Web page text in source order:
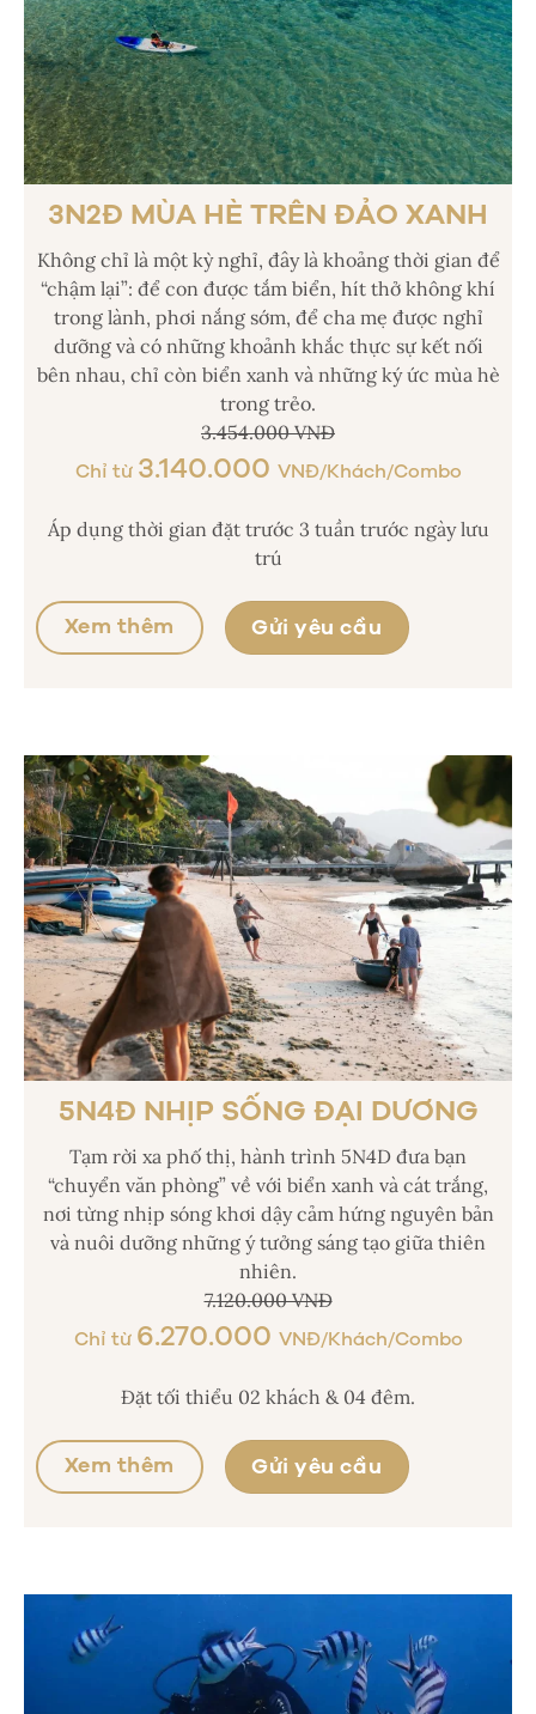
3N2Đ MÙA HÈ TRÊN ĐẢO XANH
Không chỉ là một kỳ nghỉ, đây là khoảng thời gian để
“chậm lại”: để con được tắm biển, hít thở không khí
trong lành, phơi nắng sớm, để cha mẹ được nghỉ
dưỡng và có những khoảnh khắc thực sự kết nối
bên nhau, chỉ còn biển xanh và những ký ức mùa hè
trong trẻo.
3.454.000 VNĐ
Chỉ từ 3.140.000 VNĐ/Khách/Combo
Áp dụng thời gian đặt trước 3 tuần trước ngày lưu
trú
Xem thêm Gửi yêu cầu
5N4Đ NHỊP SỐNG ĐẠI DƯƠNG
Tạm rời xa phố thị, hành trình 5N4D đưa bạn
“chuyển văn phòng” về với biển xanh và cát trắng,
nơi từng nhịp sóng khơi dậy cảm hứng nguyên bản
và nuôi dưỡng những ý tưởng sáng tạo giữa thiên
nhiên.
7.120.000 VNĐ
Chỉ từ 6.270.000 VNĐ/Khách/Combo
Đặt tối thiểu 02 khách & 04 đêm.
Xem thêm Gửi yêu cầu